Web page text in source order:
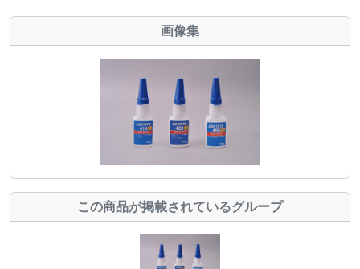
画像集
この商品が掲載されているグループ